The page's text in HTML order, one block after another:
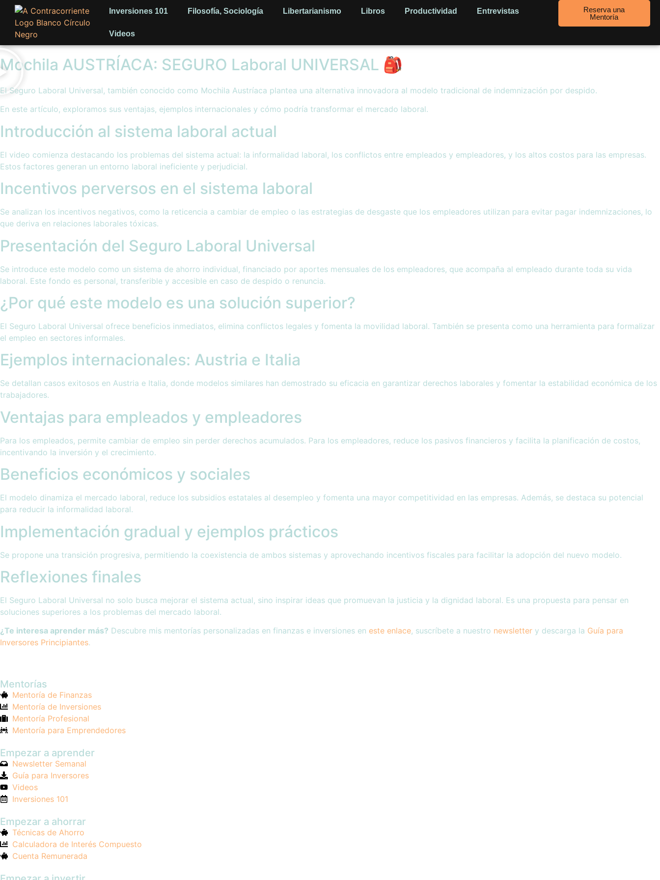
Inversiones 101 Filosofía, Sociología Libertarianismo Libros Productividad Entrevistas
Videos
Reserva una
Mentoría
Mochila AUSTRÍACA: SEGURO Laboral UNIVERSAL 🎒
El Seguro Laboral Universal, también conocido como Mochila Austríaca plantea una alternativa innovadora al modelo tradicional de indemnización por despido.
En este artículo, exploramos sus ventajas, ejemplos internacionales y cómo podría transformar el mercado laboral.
Introducción al sistema laboral actual
El video comienza destacando los problemas del sistema actual: la informalidad laboral, los conflictos entre empleados y empleadores, y los altos costos para las empresas.
Estos factores generan un entorno laboral ineficiente y perjudicial.
Incentivos perversos en el sistema laboral
Se analizan los incentivos negativos, como la reticencia a cambiar de empleo o las estrategias de desgaste que los empleadores utilizan para evitar pagar indemnizaciones, lo
que deriva en relaciones laborales tóxicas.
Presentación del Seguro Laboral Universal
Se introduce este modelo como un sistema de ahorro individual, financiado por aportes mensuales de los empleadores, que acompaña al empleado durante toda su vida
laboral. Este fondo es personal, transferible y accesible en caso de despido o renuncia.
¿Por qué este modelo es una solución superior?
El Seguro Laboral Universal ofrece beneficios inmediatos, elimina conflictos legales y fomenta la movilidad laboral. También se presenta como una herramienta para formalizar
el empleo en sectores informales.
Ejemplos internacionales: Austria e Italia
Se detallan casos exitosos en Austria e Italia, donde modelos similares han demostrado su eficacia en garantizar derechos laborales y fomentar la estabilidad económica de los
trabajadores.
Ventajas para empleados y empleadores
Para los empleados, permite cambiar de empleo sin perder derechos acumulados. Para los empleadores, reduce los pasivos financieros y facilita la planificación de costos,
incentivando la inversión y el crecimiento.
Beneficios económicos y sociales
El modelo dinamiza el mercado laboral, reduce los subsidios estatales al desempleo y fomenta una mayor competitividad en las empresas. Además, se destaca su potencial
para reducir la informalidad laboral.
Implementación gradual y ejemplos prácticos
Se propone una transición progresiva, permitiendo la coexistencia de ambos sistemas y aprovechando incentivos fiscales para facilitar la adopción del nuevo modelo.
Reflexiones finales
El Seguro Laboral Universal no solo busca mejorar el sistema actual, sino inspirar ideas que promuevan la justicia y la dignidad laboral. Es una propuesta para pensar en
soluciones superiores a los problemas del mercado laboral.
¿Te interesa aprender más? Descubre mis mentorías personalizadas en finanzas e inversiones en este enlace, suscríbete a nuestro newsletter y descarga la Guía para
Inversores Principiantes.
Mentorías
Mentoría de Finanzas
Mentoría de Inversiones
Mentoría Profesional
Mentoría para Emprendedores
Empezar a aprender
Newsletter Semanal
Guía para Inversores
Videos
Inversiones 101
Empezar a ahorrar
Técnicas de Ahorro
Calculadora de Interés Compuesto
Cuenta Remunerada